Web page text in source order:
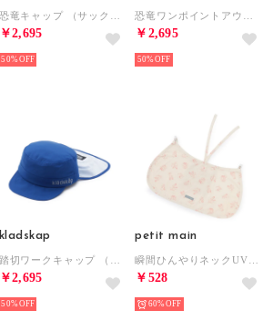
￥2,695
50%
￥2,695
50%
kladskap
￥2,695
50%
petit main
￥528
60%